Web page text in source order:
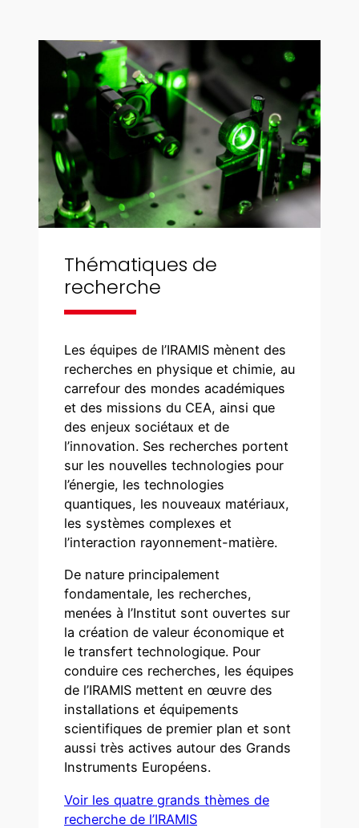
Thématiques de
recherche
Les équipes de l’IRAMIS mènent des
recherches en physique et chimie, au
carrefour des mondes académiques
et des missions du CEA, ainsi que
des enjeux sociétaux et de
l’innovation. Ses recherches portent
sur les nouvelles technologies pour
l’énergie, les technologies
quantiques, les nouveaux matériaux,
les systèmes complexes et
l’interaction rayonnement-matière.
De nature principalement
fondamentale, les recherches,
menées à l’Institut sont ouvertes sur
la création de valeur économique et
le transfert technologique. Pour
conduire ces recherches, les équipes
de l’IRAMIS mettent en œuvre des
installations et équipements
scientifiques de premier plan et sont
aussi très actives autour des Grands
Instruments Européens.
Voir les quatre grands thèmes de
recherche de l’IRAMIS